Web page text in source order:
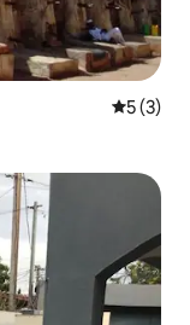
5 de
5 (3)